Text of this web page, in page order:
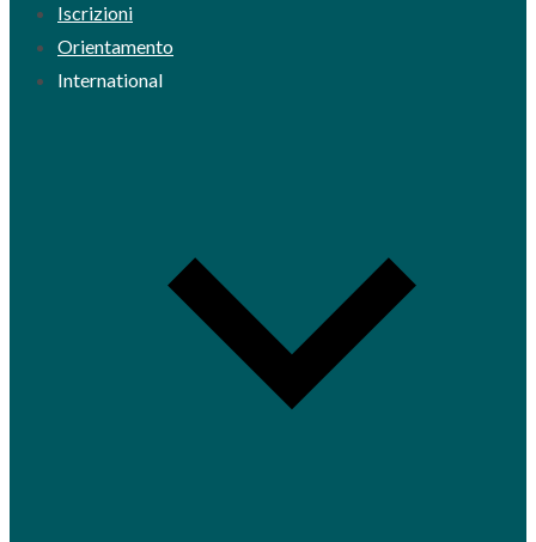
Iscrizioni
Orientamento
International